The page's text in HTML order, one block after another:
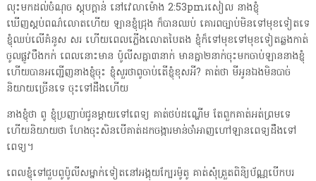
លុះមកដល់ចំណុច ស្តុបក្តាន់ នៅវេលាម៉ោង 2:53pmរសៀល នាងខ្ញុំ
ឃើញស្តប់ពណ៌លោតហើយ ឡានខ្ញុំជ្រុង ក៏បានឈប់ គោរពច្បាប់មិនទៅមុខទៀតទេ
ខ្ញុំឈប់លើគំនូស សរ ហើយពេលភ្លើងលោតបៃតង ខ្ញុំក៏ទៅមុខទៅមុខទៀតឆ្លងកាត់
ចូលផ្លូវបឹងកក់ ពេលនោះមាន ប៉ូលីសគ្នា៣នាក់ មានគ្នា២នាក់ចុះមកចាប់ឡាននាងខ្ញុំ
ហើយបានអញ្ជើញនាងខ្ញុំចុះ ខ្ញុំសួរថាពូចាប់តើខ្ញុំខុសអី? គាត់ថា មីអូនឯងមិនបាច់
និយាយច្រើនទេ ចុះទៅដឹងហើយ
នាងខ្ញុំថា ពូ ខ្ញុំប្រញាប់ជូនម្តាយទៅពេទ្យ គាត់ថប់ដណ្ហើម តែពួកគាត់អត់ព្រមទេ
ហើយនិយាយថា ហែងចុះសិនបើគាត់ដកចង្ការមាន់ចាំអាញហៅឡានពេទ្យដឹងទៅ
ពេទ្យ។
ពេលខ្ញុំទៅជួបពូប៉ូលីសម្នាក់ទៀតនៅអង្គុយក្បែរម៉ូតូ គាត់សុំត្រួតពិនិ្យប័ណ្ណបើកបរ